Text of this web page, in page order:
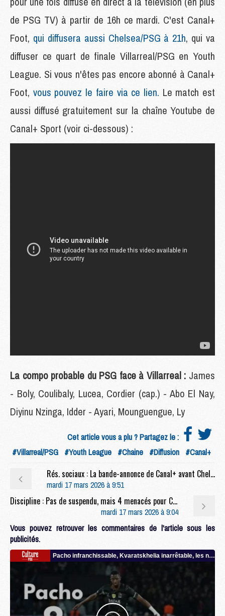
de PSG TV) à partir de 16h ce mardi. C'est Canal+
Foot, qui diffusera aussi Chelsea/PSG à 21h, qui va
diffuser ce quart de finale Villarreal/PSG en Youth
League. Si vous n'êtes pas encore abonné à Canal+
Foot, vous pouvez le faire via ce lien. Le match est
aussi diffusé gratuitement sur la chaîne Youtube de
Canal+ Sport (voir ci-dessous) :
La compo probable du PSG face à Villarreal : James
- Boly, Coulibaly, Lucea, Cordier (cap.) - Abo El Nay,
Diyinu Nzinga, Idder - Ayari, Mounguengue, Ly
Cet article vous a plu ? Partagez le :
#Villarreal/PSG #Youth League #Chaine #Diffusion #Canal+
Rés. sociaux : La bande-annonce de Canal+ avant Chelsea/PSG
mardi 17 mars 2026 à 9:51
Discipline : Pas de suspendu, mais 4 menacés pour Chelsea/PSG
mardi 17 mars 2026 à 9:04
Vous pouvez retrouver les commentaires de l'article sous les
publicités.